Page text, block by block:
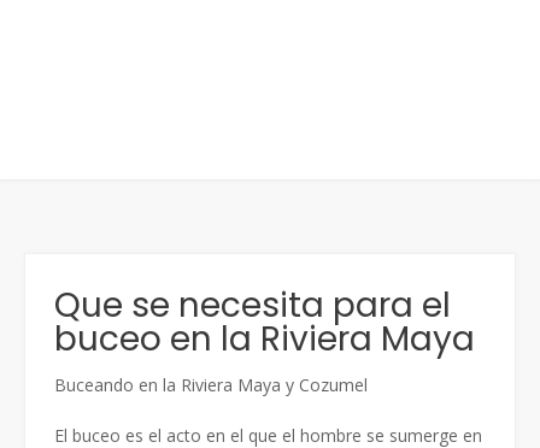
Que se necesita para el
buceo en la Riviera Maya
Buceando en la Riviera Maya y Cozumel
El buceo es el acto en el que el hombre se sumerge en